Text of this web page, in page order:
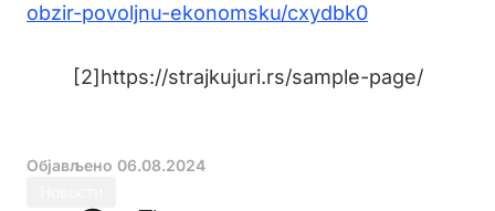
obzir-povoljnu-ekonomsku/cxydbk0
[2]https://strajkujuri.rs/sample-page/
Објављено 06.08.2024